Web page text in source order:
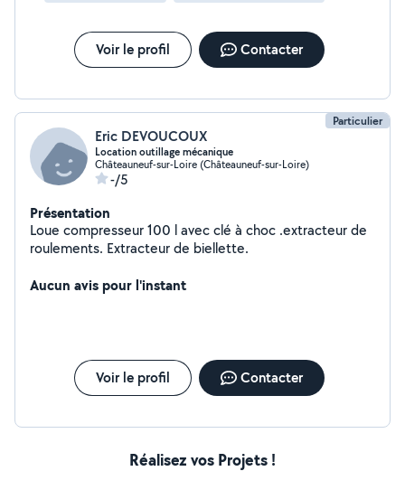
Voir le profil Contacter
Particulier
Eric DEVOUCOUX
Location outillage mécanique
Châteauneuf-sur-Loire (Châteauneuf-sur-Loire)
-/5
Présentation
Loue compresseur 100 l avec clé à choc .extracteur de
roulements. Extracteur de biellette.
Aucun avis pour l'instant
Voir le profil Contacter
Réalisez vos Projets !